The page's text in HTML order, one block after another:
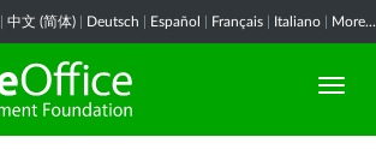
中文 (简体) Deutsch Español Français Italiano More...